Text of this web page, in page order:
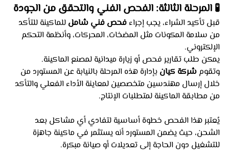
🧪 المرحلة الثالثة: الفحص الفني والتحقق من الجودة
قبل تأكيد الشراء، يجب إجراء فحص فني شامل للماكينة للتأكد
من سلامة المكونات مثل المضخات، المحركات، وأنظمة التحكم
الإلكتروني.
يمكن طلب تقارير فحص أو زيارة ميدانية لمصنع الماكينة.
وتقوم شركة كيان بإدارة هذه المرحلة بالنيابة عن المستورد من
خلال إرسال مهندسين متخصصين لمعاينة الأداء الفعلي والتأكد
من مطابقة الماكينة لمتطلبات الإنتاج.
يُعتبر هذا الفحص خطوة أساسية لتفادي أي مشاكل بعد
الشحن، حيث يضمن المستورد أنه يستثمر في ماكينة جاهزة
للتشغيل دون الحاجة إلى تعديلات أو صيانة مبكرة.